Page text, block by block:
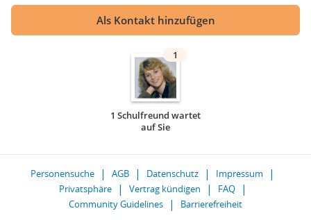
Als Kontakt hinzufügen
1
1 Schulfreund wartet
auf Sie
Personensuche AGB Datenschutz
Impressum
Privatsphäre
Vertrag kündigen
FAQ
Community Guidelines
Barrierefreiheit